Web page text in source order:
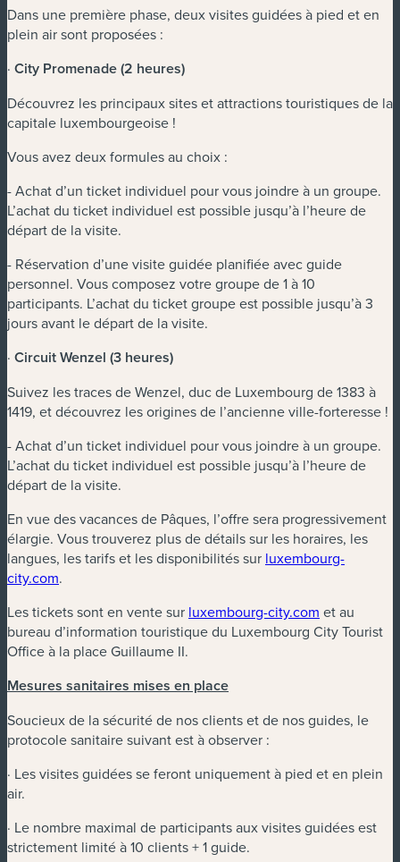
Dans une première phase, deux visites guidées à pied et en
plein air sont proposées :
· City Promenade (2 heures)
Découvrez les principaux sites et attractions touristiques de la
capitale luxembourgeoise !
Vous avez deux formules au choix :
- Achat d’un ticket individuel pour vous joindre à un groupe.
L’achat du ticket individuel est possible jusqu’à l’heure de
départ de la visite.
- Réservation d’une visite guidée planifiée avec guide
personnel. Vous composez votre groupe de 1 à 10
participants. L’achat du ticket groupe est possible jusqu’à 3
jours avant le départ de la visite.
· Circuit Wenzel (3 heures)
Suivez les traces de Wenzel, duc de Luxembourg de 1383 à
1419, et découvrez les origines de l’ancienne ville-forteresse !
- Achat d’un ticket individuel pour vous joindre à un groupe.
L’achat du ticket individuel est possible jusqu’à l’heure de
départ de la visite.
En vue des vacances de Pâques, l’offre sera progressivement
élargie. Vous trouverez plus de détails sur les horaires, les
langues, les tarifs et les disponibilités sur luxembourg-
city.com.
Les tickets sont en vente sur luxembourg-city.com et au
bureau d’information touristique du Luxembourg City Tourist
Office à la place Guillaume II.
Mesures sanitaires mises en place
Soucieux de la sécurité de nos clients et de nos guides, le
protocole sanitaire suivant est à observer :
· Les visites guidées se feront uniquement à pied et en plein
air.
· Le nombre maximal de participants aux visites guidées est
strictement limité à 10 clients + 1 guide.